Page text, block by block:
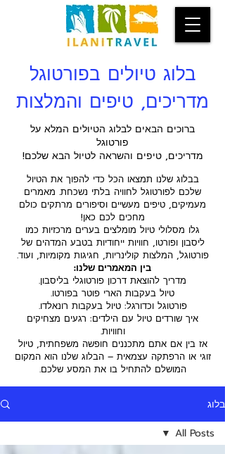
בלוג טיולים בפורטוגל
מדריכים, טיפים והמלצות
ברוכים הבאים לבלוג הטיולים המלא על
פורטוגל
מדריכים, טיפים והשראה לטיול הבא שלכם!
בבלוג שלנו תמצאו הכל כדי להפוך את הטיול
שלכם לפורטוגל לחוויה בלתי נשכחת. מאמרים
מעמיקים, טיפים מעשיים וסיפורים מרתקים כולם
מחכים לכם כאן!
גלו מסלולי טיול מומלצים בערים מרכזיות כמו
ליסבון ופורטו, חוויות ייחודיות בטבע המדהים של
פורטוגל, המלצות קולינריות, חגיגות מקומיות, ועוד.
בין המאמרים שלנו:
מדריך להוצאת דרכון פורטוגלי בליסבון.
טיול בעקבות הארי פוטר בפורטו.
פורטוגל וכדורגל: טיול בעקבות רונאלדו.
איך שורדים טיול עם הילדים: רגעים מצחיקים
וחוויות.
אז בין אם אתם מתכננים חופשה משפחתית, טיול
זוגי או הרפתקה עצמאית – הבלוג שלנו הוא המקום
המושלם להתחיל בו את המסע שלכם.
בלוג
All Posts